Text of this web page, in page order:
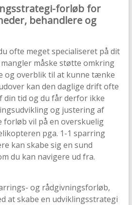
forløb for
behandlere og
ofte meget specialiseret på dit
måske støtte omkring
og overblik til at kunne tænke
kan den daglige drift ofte
din tid og du får derfor ikke
og justering af
forløb vil på en overskuelig
pga. 1-1 sparring
kan skabe sig en sund
du kan navigere ud fra.
og rådgivningsforløb,
at skabe en udviklingsstrategi